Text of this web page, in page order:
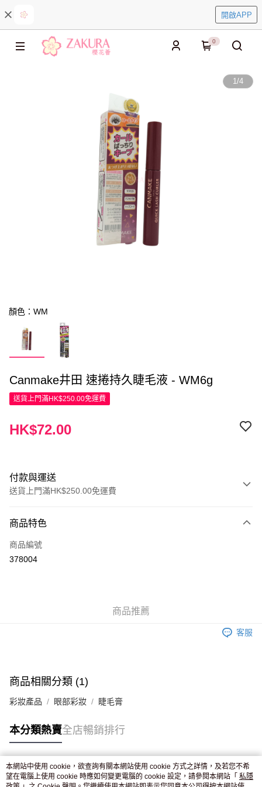
開啟APP
0
1/4
顏色：WM
Canmake井田 速捲持久睫毛液 - WM6g
送貨上門滿HK$250.00免運費
HK$72.00
付款與運送
送貨上門滿HK$250.00免運費
信用卡
Apple Pay
付款後門市自取，訂單確認後2-4個工作天到店，7天內取。逾期後
商品特色
商品編號
378004
商品推薦
客服
商品相關分類 (1)
彩妝產品 眼部彩妝 睫毛膏
本分類熱賣全店暢銷排行
熱門標籤
本網站中使用 cookie，欲查詢有關本網站使用 cookie 方式之詳情，及若您不希
望在電腦上使用 cookie 時應如何變更電腦的 cookie 設定，請參閱本網站「 私隱